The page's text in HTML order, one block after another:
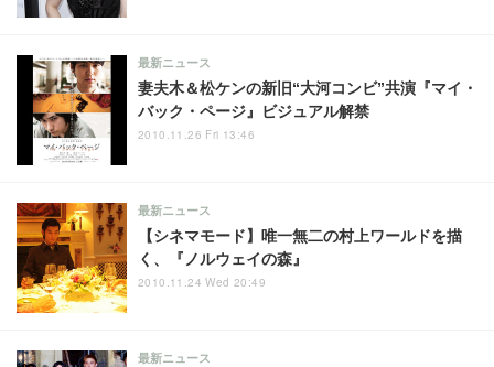
妻夫木＆松ケンの新旧“大河コンビ”共演『マイ・
バック・ページ』ビジュアル解禁
最新ニュース
2010.11.26 Fri 13:46
【シネマモード】唯一無二の村上ワールドを描
く、『ノルウェイの森』
最新ニュース
2010.11.24 Wed 20:49
最新ニュース